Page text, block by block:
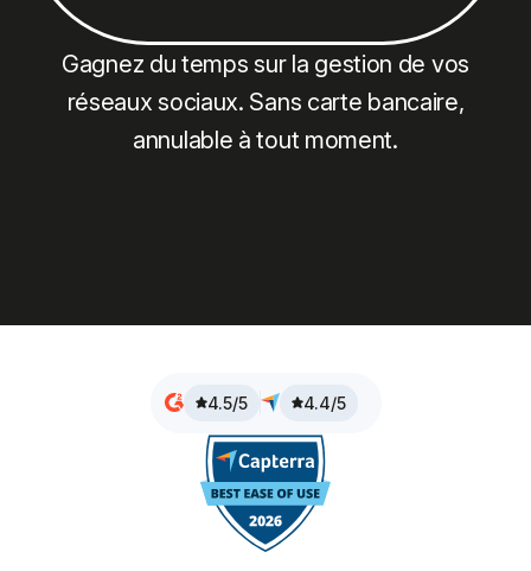
Gagnez du temps sur la gestion de vos
réseaux sociaux. Sans carte bancaire,
annulable à tout moment.
4.5/5 4.4/5